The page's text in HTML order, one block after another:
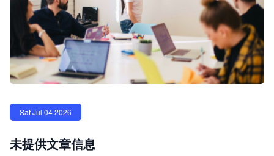
Sat Jul 04 2026
未提供文章信息